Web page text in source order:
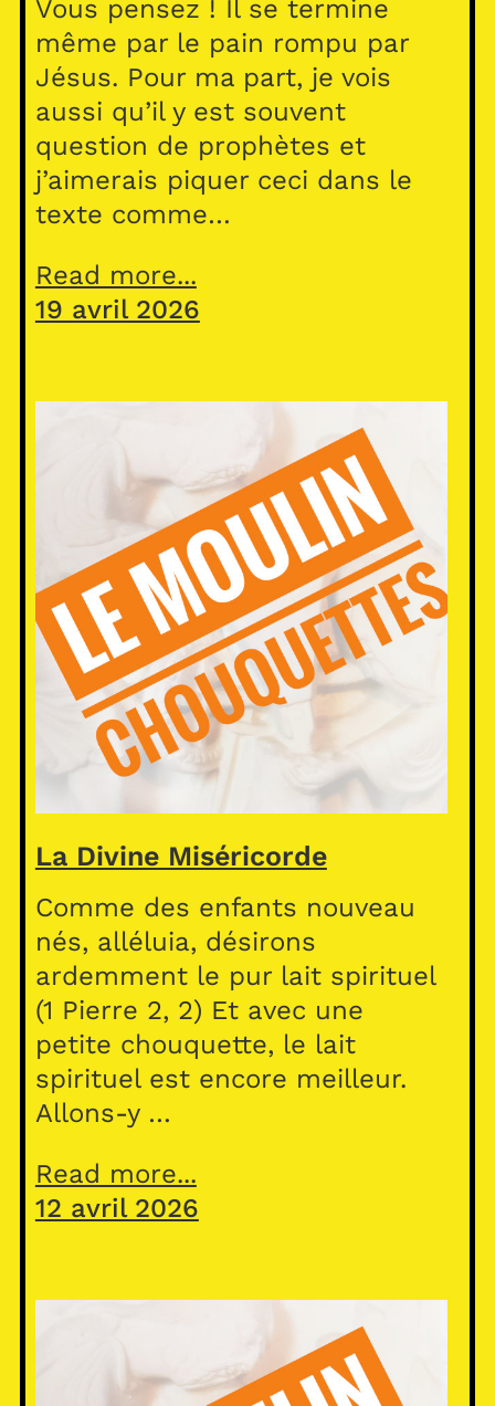
Vous pensez ! Il se termine
même par le pain rompu par
Jésus. Pour ma part, je vois
aussi qu’il y est souvent
question de prophètes et
j’aimerais piquer ceci dans le
texte comme…
Read more...
19 avril 2026
La Divine Miséricorde
Comme des enfants nouveau
nés, alléluia, désirons
ardemment le pur lait spirituel
(1 Pierre 2, 2) Et avec une
petite chouquette, le lait
spirituel est encore meilleur.
Allons-y …
Read more...
12 avril 2026